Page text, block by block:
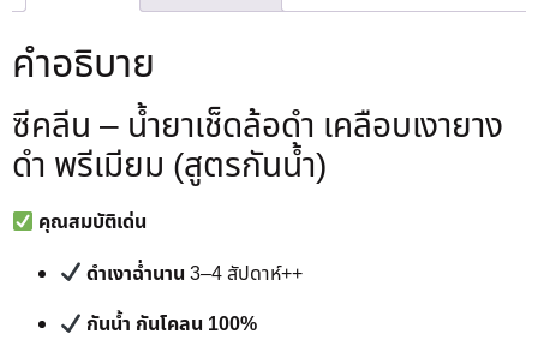
คำอธิบาย
ซีคลีน – น้ำยาเช็ดล้อดำ เคลือบเงายาง
ดำ พรีเมียม (สูตรกันน้ำ)
คุณสมบัติเด่น
ดำเงาฉ่ำนาน 3–4 สัปดาห์++
กันน้ำ กันโคลน 100%